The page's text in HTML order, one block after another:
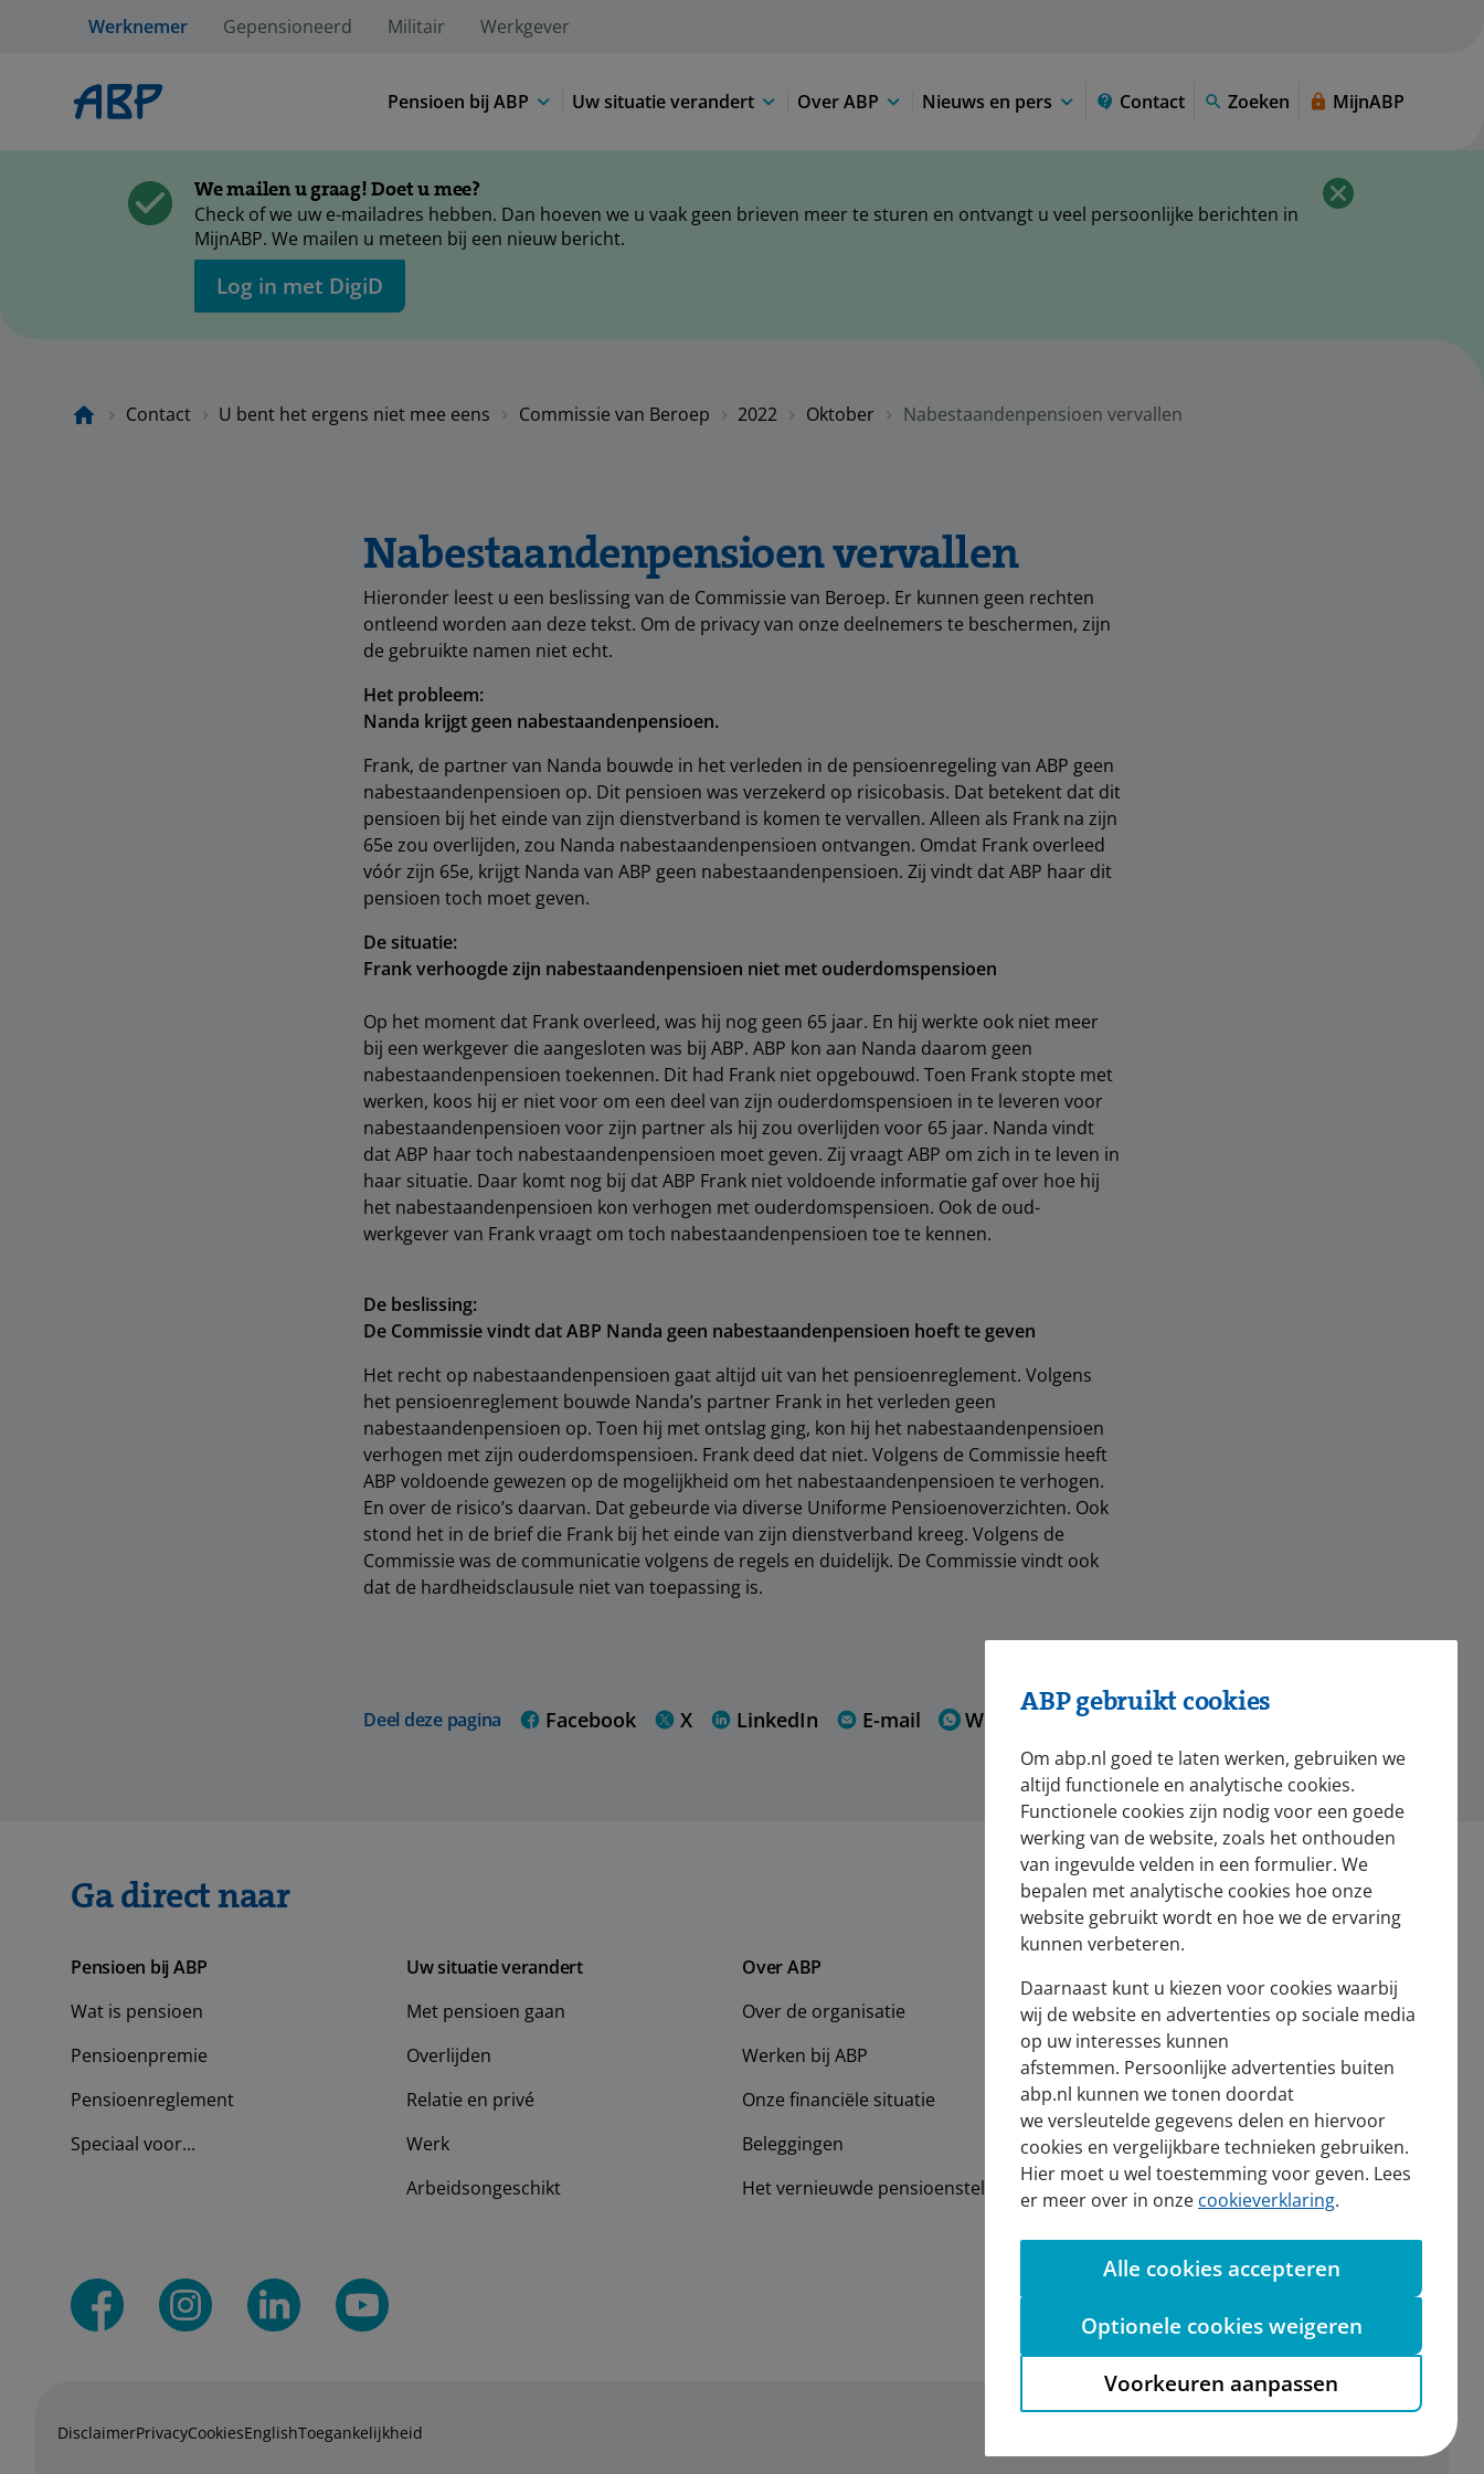
Werknemer Gepensioneerd Militair Werkgever
Pensioen bij ABP Uw situatie verandert Over ABP Nieuws en pers Contact Zoeken MijnABP
We mailen u graag! Doet u mee?
Check of we uw e-mailadres hebben. Dan hoeven we u vaak geen brieven meer te sturen en ontvangt u veel persoonlijke berichten in
MijnABP. We mailen u meteen bij een nieuw bericht.
Log in met DigiD
Contact U bent het ergens niet mee eens Commissie van Beroep 2022 Oktober Nabestaandenpensioen vervallen
Nabestaandenpensioen vervallen
Hieronder leest u een beslissing van de Commissie van Beroep. Er kunnen geen rechten
ontleend worden aan deze tekst. Om de privacy van onze deelnemers te beschermen, zijn
de gebruikte namen niet echt.
Het probleem:
Nanda krijgt geen nabestaandenpensioen.
Frank, de partner van Nanda bouwde in het verleden in de pensioenregeling van ABP geen
nabestaandenpensioen op. Dit pensioen was verzekerd op risicobasis. Dat betekent dat dit
pensioen bij het einde van zijn dienstverband is komen te vervallen. Alleen als Frank na zijn
65e zou overlijden, zou Nanda nabestaandenpensioen ontvangen. Omdat Frank overleed
vóór zijn 65e, krijgt Nanda van ABP geen nabestaandenpensioen. Zij vindt dat ABP haar dit
pensioen toch moet geven.
De situatie:
Frank verhoogde zijn nabestaandenpensioen niet met ouderdomspensioen
Op het moment dat Frank overleed, was hij nog geen 65 jaar. En hij werkte ook niet meer
bij een werkgever die aangesloten was bij ABP. ABP kon aan Nanda daarom geen
nabestaandenpensioen toekennen. Dit had Frank niet opgebouwd. Toen Frank stopte met
werken, koos hij er niet voor om een deel van zijn ouderdomspensioen in te leveren voor
nabestaandenpensioen voor zijn partner als hij zou overlijden voor 65 jaar. Nanda vindt
dat ABP haar toch nabestaandenpensioen moet geven. Zij vraagt ABP om zich in te leven in
haar situatie. Daar komt nog bij dat ABP Frank niet voldoende informatie gaf over hoe hij
het nabestaandenpensioen kon verhogen met ouderdomspensioen. Ook de oud-
werkgever van Frank vraagt om toch nabestaandenpensioen toe te kennen.
De beslissing:
De Commissie vindt dat ABP Nanda geen nabestaandenpensioen hoeft te geven
Het recht op nabestaandenpensioen gaat altijd uit van het pensioenreglement. Volgens
het pensioenreglement bouwde Nanda’s partner Frank in het verleden geen
nabestaandenpensioen op. Toen hij met ontslag ging, kon hij het nabestaandenpensioen
verhogen met zijn ouderdomspensioen. Frank deed dat niet. Volgens de Commissie heeft
ABP voldoende gewezen op de mogelijkheid om het nabestaandenpensioen te verhogen.
En over de risico’s daarvan. Dat gebeurde via diverse Uniforme Pensioenoverzichten. Ook
stond het in de brief die Frank bij het einde van zijn dienstverband kreeg. Volgens de
Commissie was de communicatie volgens de regels en duidelijk. De Commissie vindt ook
dat de hardheidsclausule niet van toepassing is.
Deel deze pagina Facebook X LinkedIn E-mail WhatsApp
Ga direct naar
Pensioen bij ABP
Wat is pensioen
Pensioenpremie
Pensioenreglement
Speciaal voor...
Uw situatie verandert
Met pensioen gaan
Overlijden
Relatie en privé
Werk
Arbeidsongeschikt
Over ABP
Over de organisatie
Werken bij ABP
Onze financiële situatie
Beleggingen
Het vernieuwde pensioenstelsel
Nieuws
Voor de pers
Aanmelden nieuwsbrief
DisclaimerPrivacyCookiesEnglishToegankelijkheid
ABP gebruikt cookies
Om abp.nl goed te laten werken, gebruiken we
altijd functionele en analytische cookies.
Functionele cookies zijn nodig voor een goede
werking van de website, zoals het onthouden
van ingevulde velden in een formulier. We
bepalen met analytische cookies hoe onze
website gebruikt wordt en hoe we de ervaring
kunnen verbeteren.
Daarnaast kunt u kiezen voor cookies waarbij
wij de website en advertenties op sociale media
op uw interesses kunnen
afstemmen. Persoonlijke advertenties buiten
abp.nl kunnen we tonen doordat
we versleutelde gegevens delen en hiervoor
cookies en vergelijkbare technieken gebruiken.
Hier moet u wel toestemming voor geven. Lees
er meer over in onze cookieverklaring.
Alle cookies accepteren
Optionele cookies weigeren
Voorkeuren aanpassen